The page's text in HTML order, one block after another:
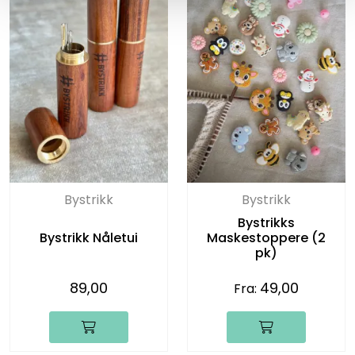
Bystrikk
Bystrikk Nåletui
89,00
Bystrikk
Bystrikks
Maskestoppere (2
pk)
Fra: 49,00